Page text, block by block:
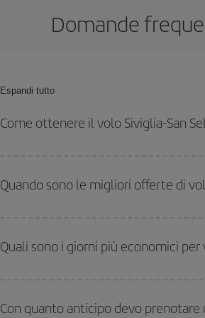
Domande
Espandi tutto
Come ottenere il volo Siviglia-San
date e agli orari di andata e ritorno.
Quando sono le migliori offerte di
alta stagione. Inoltre, soprattutto se stai
Quali sono i giorni più economici per
date hai in mente di viaggiare. Ti mostreremo i
Con quanto anticipo devo